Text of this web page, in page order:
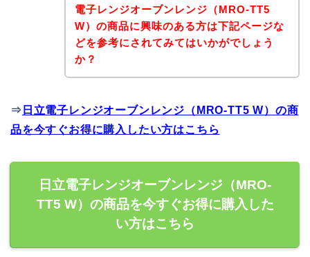
電子レンジオーブンレンジ（MRO-TT5
W）の商品に興味のある方は下記ページな
どを参考にされてみてはいかがでしょう
か？
⇒ 日立電子レンジオーブンレンジ（MRO-TT5 W）の商
品を今すぐお得に購入したい方はこちら
日立電子レンジオーブンレンジ（MRO-
TT5 W）の商品を今すぐお得に購入した
い方はこちら